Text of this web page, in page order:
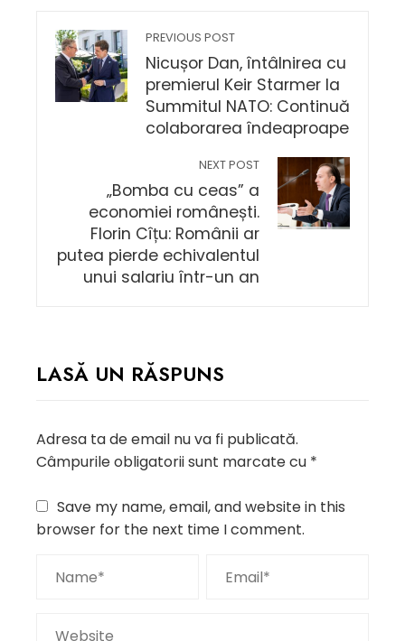
PREVIOUS POST
Nicușor Dan, întâlnirea cu
premierul Keir Starmer la
Summitul NATO: Continuă
colaborarea îndeaproape
NEXT POST
„Bomba cu ceas” a
economiei românești.
Florin Cîțu: Românii ar
putea pierde echivalentul
unui salariu într-un an
LASĂ UN RĂSPUNS
Adresa ta de email nu va fi publicată.
Câmpurile obligatorii sunt marcate cu *
Save my name, email, and website in this
browser for the next time I comment.